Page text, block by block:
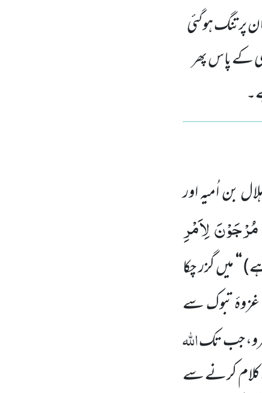
پر تنگ ہوگئی
کے پاس پھر
بن اُمیہ اور
لِاَمْرِ
‘‘میں گزر چکا
تبوک سے
جبتکاللہ
کلام کرنے سے